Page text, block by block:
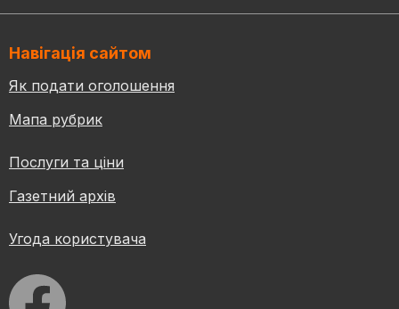
Навігація сайтом
Як подати оголошення
Мапа рубрик
Послуги та ціни
Газетний архів
Угода користувача